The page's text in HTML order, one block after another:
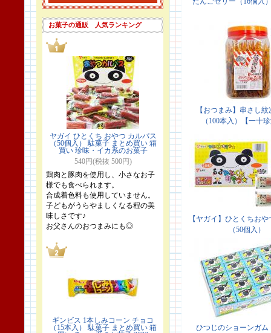
お菓子の通販 人気ランキング
ヤガイ ひとくち おやつ カルパス
（50個入） 駄菓子 まとめ買い 箱
買い 珍味・イカ系のお菓子
540円(税抜 500円)
鶏肉と豚肉を使用し、小さなお子
様でも食べられます。
合成着色料も使用していません。
子どもがうらやましくなる程の美
味しさです♪
お父さんのおつまみにも◎
ギンビス 1本しみコーン チョコ
（15本入） 駄菓子 まとめ買い 箱